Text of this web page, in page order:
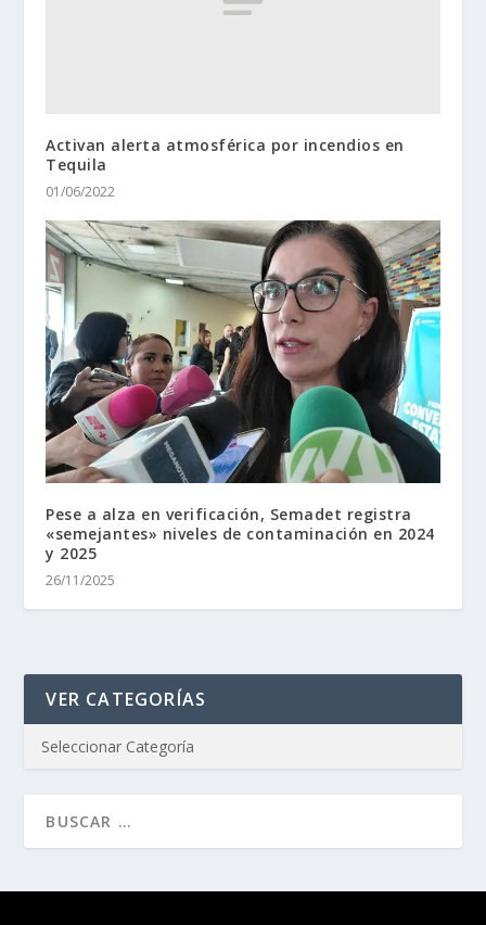
Activan alerta atmosférica por incendios en
Tequila
01/06/2022
Pese a alza en verificación, Semadet registra
«semejantes» niveles de contaminación en 2024
y 2025
26/11/2025
VER CATEGORÍAS